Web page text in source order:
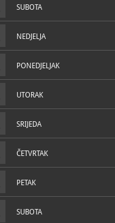
SUBOTA
NEDJELJA
PONEDJELJAK
UTORAK
SRIJEDA
ČETVRTAK
PETAK
SUBOTA
vlasništvo dijela
Početkom 21. stoljeća,
prikladnijem od
kući "ispod Crkve", to
Važan korak u
postava Alkarskog
Dropulić 1987. godine
arhitektonskog fakulteta
arhitektonskom
postava Muzeja Sinjske
Alkarskih dvora u
Jelavić-Mitrović.
MUZEJSKE ZBIRKE
Etnografska zbirka;